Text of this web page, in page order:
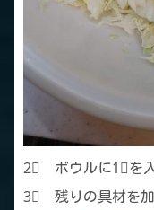
2⃣ ボウルに1⃣を入
3⃣ 残りの具材を加